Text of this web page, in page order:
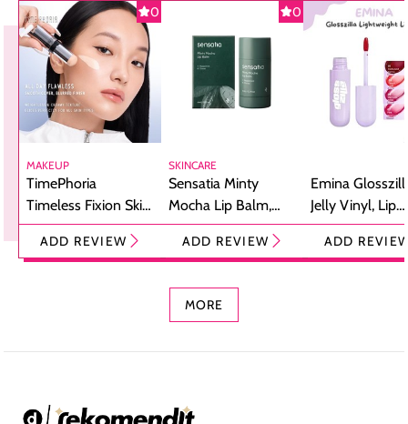
0
MAKEUP
TimePhoria
Timeless Fixion Skin
Tint Stick,
Foundation dan
ADD REVIEW
0
SKINCARE
Sensatia Minty
Mocha Lip Balm,
Pelembap Bibir
dengan Aroma
ADD REVIEW
Emina
Jelly Vinyl, Lip
Cream Glossy
Ringan
ADD
MORE